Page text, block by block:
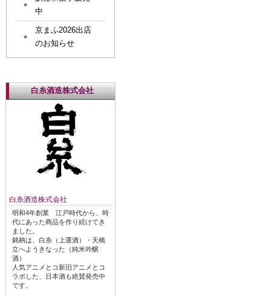
中
京まふ2026出店
のお知らせ
白糸酒造株式会社
白糸酒造株式会社
明和4年創業 江戸時代から、時
代にあった商品を作り続けてき
ました。
銘柄は、白糸（上選酒）・天橋
立へようきなった（純米吟醸
酒）
人気アニメとコ新旧アニメとコ
ラボした、日本酒も絶賛発売中
です。